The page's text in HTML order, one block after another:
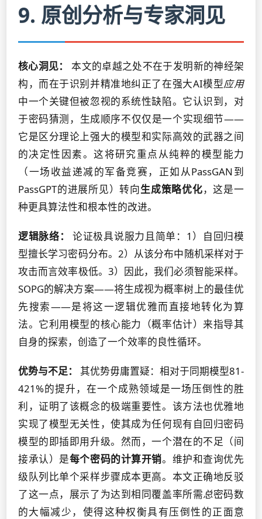
9. 原创分析与专家洞见
核心洞见：
本文的卓越之处不在于发明新的神经架
构，而在于识别并精准地纠正了在强大AI模型应用
中一个关键但被忽视的系统性缺陷。它认识到，对
于密码猜测，生成顺序不仅仅是一个实现细节——
它是区分理论上强大的模型和实际高效的武器之间
的决定性因素。这将研究重点从纯粹的模型能力
（一场收益递减的军备竞赛，正如从PassGAN到
PassGPT的进展所见）转向生成策略优化，这是一
种更具算法性和根本性的改进。
逻辑脉络：
论证极具说服力且简单：1）自回归模
型擅长学习密码分布。2）从该分布中随机采样对于
攻击而言效率极低。3）因此，我们必须智能采样。
SOPG的解决方案——将生成视为概率树上的最佳优
先搜索——是将这一逻辑优雅而直接地转化为算
法。它利用模型的核心能力（概率估计）来指导其
自身的探索，创造了一个效率的良性循环。
优势与不足：
其优势毋庸置疑：相对于同期模型81-
421%的提升，在一个成熟领域是一场压倒性的胜
利，证明了该概念的极端重要性。该方法也优雅地
实现了模型无关性，使其成为任何现有自回归密码
模型的即插即用升级。然而，一个潜在的不足（间
接承认）是每个密码的计算开销。维护和查询优先
级队列比单个采样步骤成本更高。本文正确地反驳
了这一点，展示了为达到相同覆盖率所需总密码数
的大幅减少，使得这种权衡具有压倒性的正面意